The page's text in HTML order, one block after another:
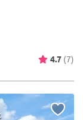
4.7 (7)